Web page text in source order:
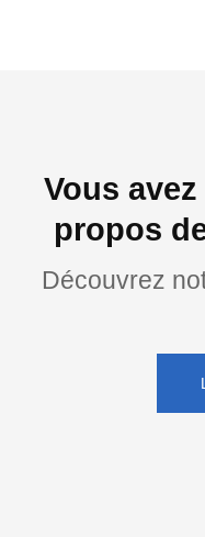
Vous
propos
Découvrez